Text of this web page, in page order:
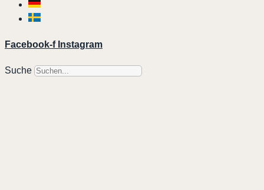
Facebook-f Instagram
Suche